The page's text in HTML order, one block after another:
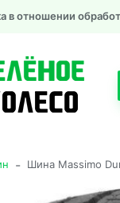
в отношении
- Шина Massimo